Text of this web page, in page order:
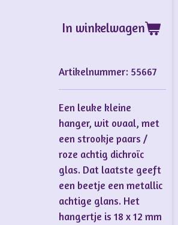
In winkelwagen
Artikelnummer: 55667
Een leuke kleine
hanger, wit ovaal, met
een strookje paars /
roze achtig dichroïc
glas. Dat laatste geeft
een beetje een metallic
achtige glans. Het
hangertje is 18 x 12 mm